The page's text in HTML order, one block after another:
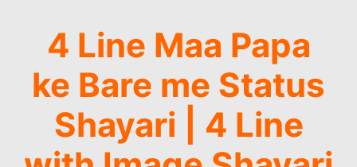
4 Line Maa Papa
ke Bare me Status
Shayari | 4 Line